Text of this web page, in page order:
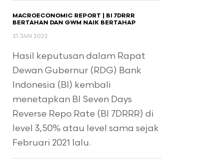
MACROECONOMIC REPORT | BI 7DRRR
BERTAHAN DAN GWM NAIK BERTAHAP
21 JAN 2022
Hasil keputusan dalam Rapat
Dewan Gubernur (RDG) Bank
Indonesia (BI) kembali
menetapkan BI Seven Days
Reverse Repo Rate (BI 7DRRR) di
level 3,50% atau level sama sejak
Februari 2021 lalu.